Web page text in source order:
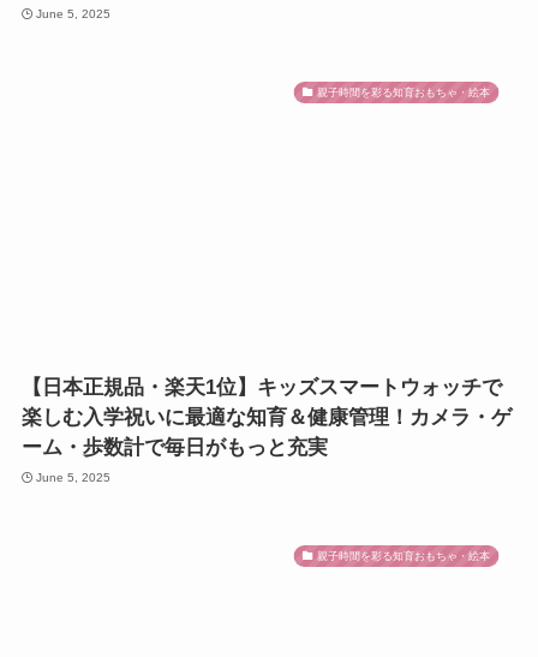
June 5, 2025
親子時間を彩る知育おもちゃ・絵本
【日本正規品・楽天1位】キッズスマートウォッチで
楽しむ入学祝いに最適な知育＆健康管理！カメラ・ゲ
ーム・歩数計で毎日がもっと充実
June 5, 2025
親子時間を彩る知育おもちゃ・絵本